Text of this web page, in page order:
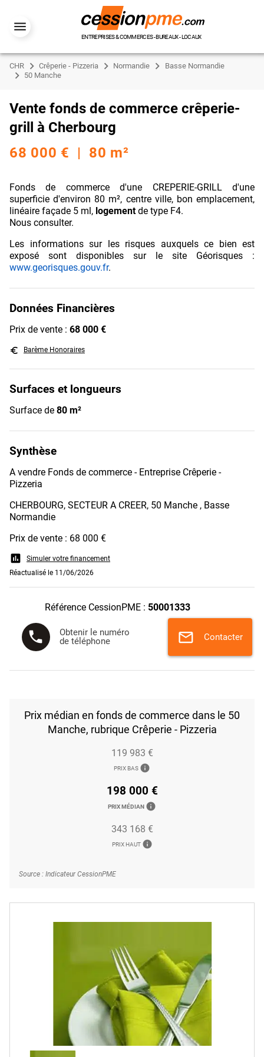
ENTREPRISES & COMMERCES - BUREAUX - LOCAUX
CHR Crêperie - Pizzeria Normandie
Basse Normandie
50 Manche
Vente fonds de commerce crêperie-
grill à Cherbourg
68 000 € | 80 m²
Fonds de commerce d'une CREPERIE-GRILL d'une
superficie d'environ 80 m², centre ville, bon emplacement,
linéaire façade 5 ml, logementde type F4.
Nous consulter.
Les informations sur les risques auxquels ce bien est
exposé sont disponibles sur le site Géorisques :
www.georisques.gouv.fr.
Données Financières
Prix de vente : 68 000 €
euro_symbol Barème Honoraires
Surfaces et longueurs
Surface de 80 m²
Synthèse
A vendre Fonds de commerce - Entreprise Crêperie -
Pizzeria
CHERBOURG, SECTEUR A CREER, 50 Manche , Basse
Normandie
Prix de vente : 68 000 €
assessment
Simuler votre financement
Réactualisé le 11/06/2026
Référence CessionPME : 50001333
phone
Obtenir le numéro
de téléphone
mail Contacter
Prix médian en fonds de commerce dans le 50
Manche, rubrique Crêperie - Pizzeria
119 983 €
PRIX BAS info
198 000 €
PRIX MÉDIAN info
343 168 €
PRIX HAUT info
Source : Indicateur CessionPME